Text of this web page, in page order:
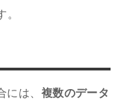
。
は、 複数のデータ